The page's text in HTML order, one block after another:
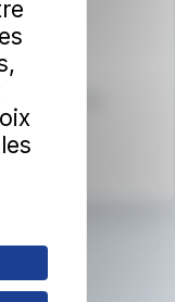
LSF
(83,61%)